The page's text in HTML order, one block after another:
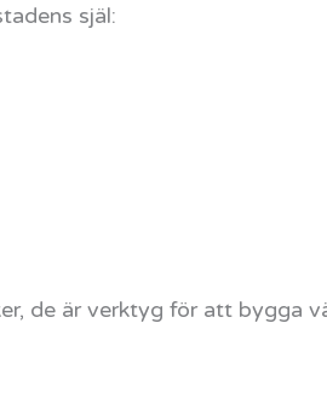
själ:
de är verktyg för att bygga